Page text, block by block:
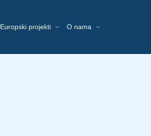
Europski projekti O nama